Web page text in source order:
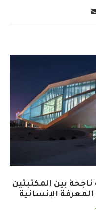
ناجحة بين المكتبتين
المعرفة الإنسانية